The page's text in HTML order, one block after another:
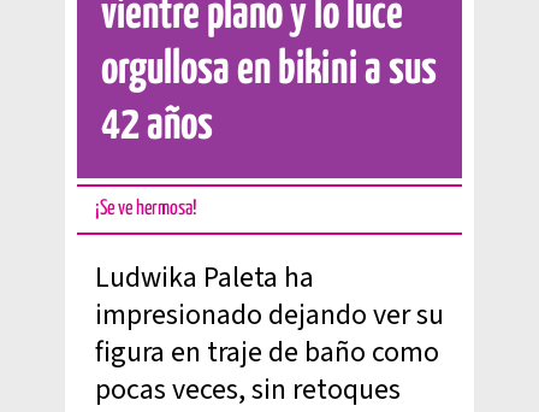
vientre plano y lo luce
orgullosa en bikini a sus
42 años
¡Se ve hermosa!
Ludwika Paleta ha
impresionado dejando ver su
figura en traje de baño como
pocas veces, sin retoques